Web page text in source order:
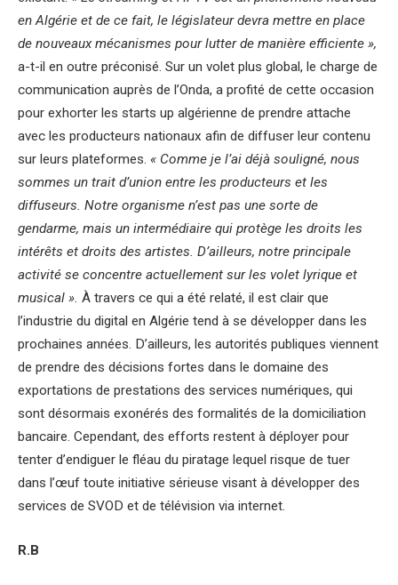
en Algérie et de ce fait, le législateur devra mettre en place
de nouveaux mécanismes pour lutter de manière efficiente »,
a-t-il en outre préconisé. Sur un volet plus global, le charge de
communication auprès de l’Onda, a profité de cette occasion
pour exhorter les starts up algérienne de prendre attache
avec les producteurs nationaux afin de diffuser leur contenu
sur leurs plateformes. « Comme je l’ai déjà souligné, nous
sommes un trait d’union entre les producteurs et les
diffuseurs. Notre organisme n’est pas une sorte de
gendarme, mais un intermédiaire qui protège les droits les
intérêts et droits des artistes. D’ailleurs, notre principale
activité se concentre actuellement sur les volet lyrique et
musical ». À travers ce qui a été relaté, il est clair que
l’industrie du digital en Algérie tend à se développer dans les
prochaines années. D’ailleurs, les autorités publiques viennent
de prendre des décisions fortes dans le domaine des
exportations de prestations des services numériques, qui
sont désormais exonérés des formalités de la domiciliation
bancaire. Cependant, des efforts restent à déployer pour
tenter d’endiguer le fléau du piratage lequel risque de tuer
dans l’œuf toute initiative sérieuse visant à développer des
services de SVOD et de télévision via internet.
R.B